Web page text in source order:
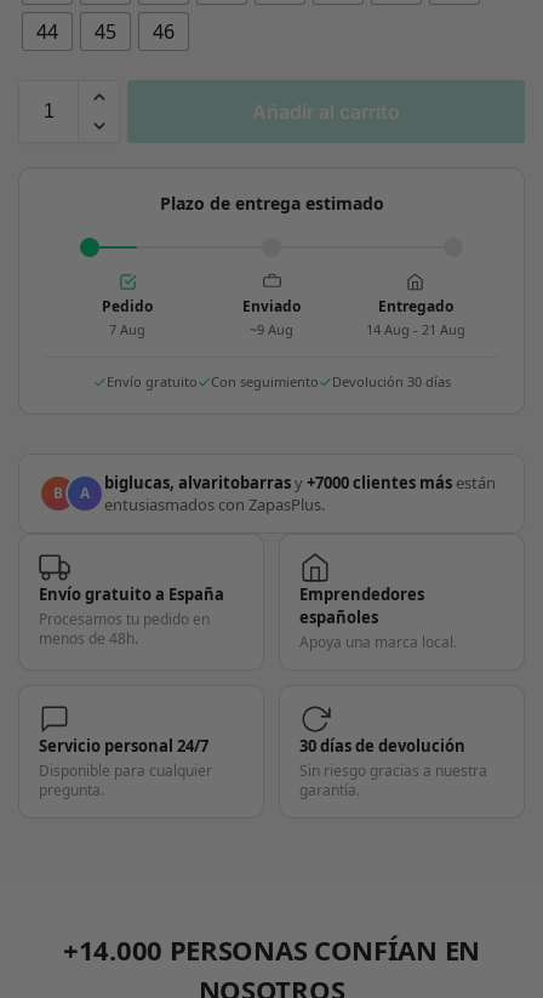
44
45 46
Añadir al carrito
Plazo de entrega estimado
Pedido
7 Aug
Enviado
~9 Aug
Entregado
14 Aug - 21 Aug
Envío gratuito Con seguimiento Devolución 30 días
B A biglucas, alvaritobarrasy+7000 clientes más están
entusiasmados con ZapasPlus.
Envío gratuito a España
Procesamos tu pedido en
menos de 48h.
Emprendedores
españoles
Apoya una marca local.
Servicio personal 24/7
Disponible para cualquier
pregunta.
30 días de devolución
Sin riesgo gracias a nuestra
garantía.
+14.000 PERSONAS CONFÍAN EN
NOSOTROS